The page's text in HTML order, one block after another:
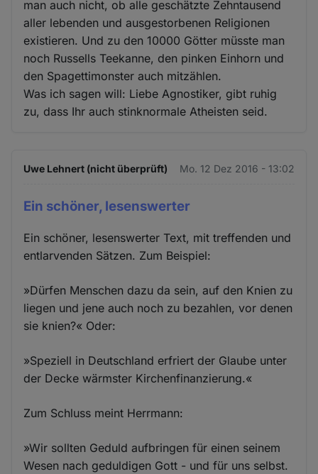
man auch nicht, ob alle geschätzte Zehntausend
aller lebenden und ausgestorbenen Religionen
existieren. Und zu den 10000 Götter müsste man
noch Russells Teekanne, den pinken Einhorn und
den Spagettimonster auch mitzählen.
Was ich sagen will: Liebe Agnostiker, gibt ruhig
zu, dass Ihr auch stinknormale Atheisten seid.
Uwe Lehnert (nicht überprüft) Mo. 12 Dez 2016 - 13:02
Ein schöner, lesenswerter
Ein schöner, lesenswerter Text, mit treffenden und
entlarvenden Sätzen. Zum Beispiel:
»Dürfen Menschen dazu da sein, auf den Knien zu
liegen und jene auch noch zu bezahlen, vor denen
sie knien?« Oder:
»Speziell in Deutschland erfriert der Glaube unter
der Decke wärmster Kirchenfinanzierung.«
Zum Schluss meint Herrmann:
»Wir sollten Geduld aufbringen für einen seinem
Wesen nach geduldigen Gott - und für uns selbst.